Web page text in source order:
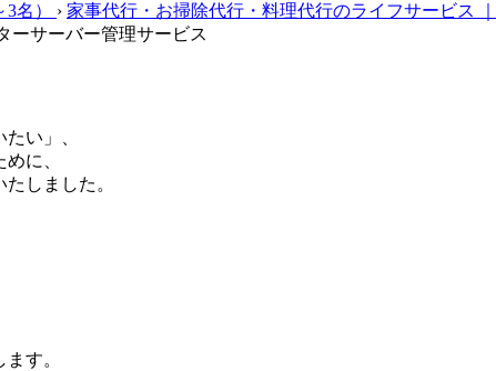
名） › 家事代行・お掃除代行・料理代行のライフサービス
ーサーバー管理サービス
い」、
に、
しました。
す。